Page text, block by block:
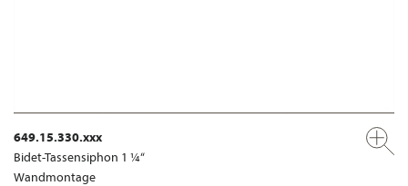
649.15.330.xxx
Bidet-Tassensiphon 1 ¼“
Wandmontage